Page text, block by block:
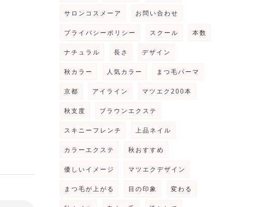
サロンコスメーア お問い合わせ
プライバシーポリシー スクール 本数
ナチュラル 長さ デザイン
秋カラー 人気カラー まつ毛パーマ
京都 アイライン マツエク200本
秋支度 ブラウンエクステ
スキニーフレンチ 上品ネイル
カラーエクステ 秋おすすめ
優しいイメージ マツエクデザイン
まつ毛が上がる 目の印象 変わる